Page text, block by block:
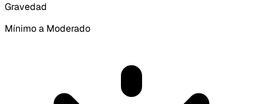
Gravedad
Mínimo a Moderado